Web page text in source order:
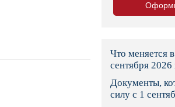
Правительство
Социальный фонд России
Что меняется
сентября 2026
Документы,
силу с 1